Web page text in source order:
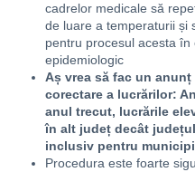
cadrelor medicale să
de luare a temperaturii și
pentru procesul acesta
epidemiologic
Aș vrea să fac un
corectare a lucrărilor:
anul trecut, lucrările
în alt județ decât
inclusiv pentru
Procedura este foarte